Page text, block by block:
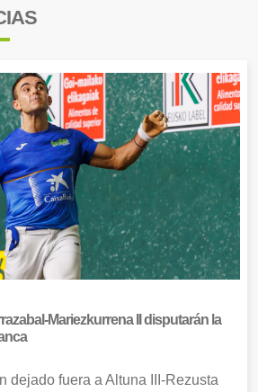
Mariezkurrena II disputarán la
dejado fuera a Altuna III-Rezusta